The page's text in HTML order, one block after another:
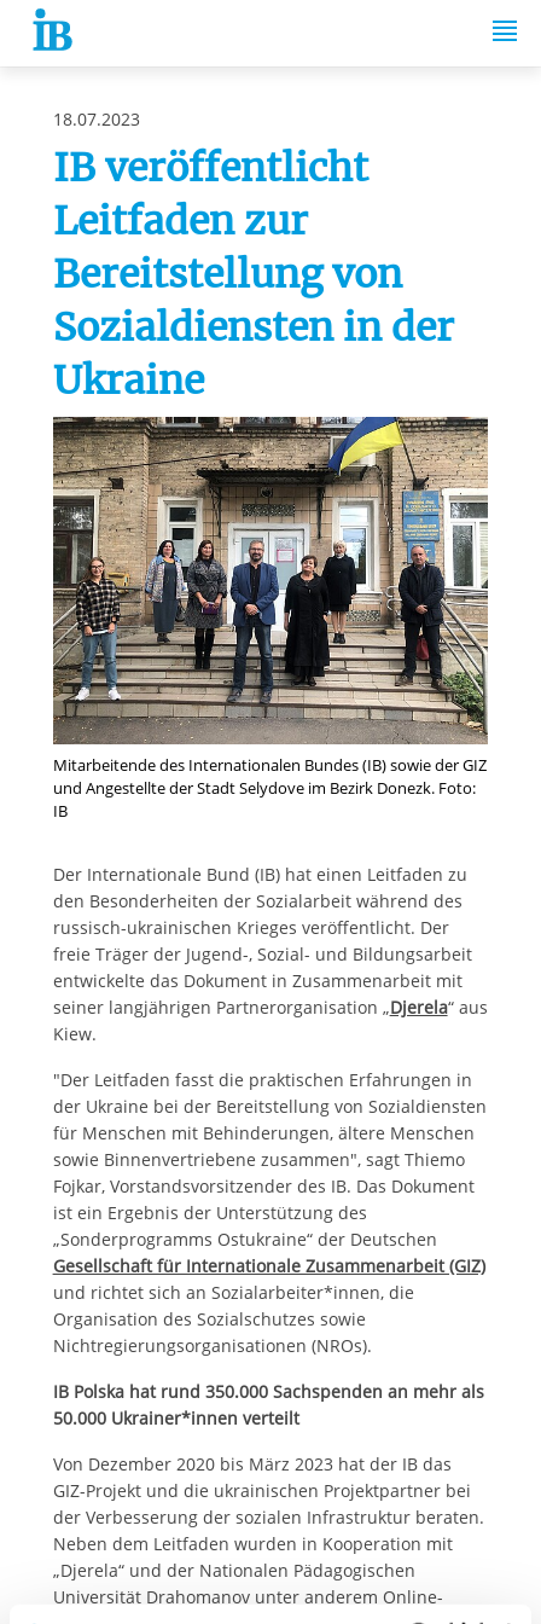
Springe zum Inhalt
18.07.2023
IB veröffentlicht
Leitfaden zur
Bereitstellung von
Sozialdiensten in der
Ukraine
Mitarbeitende des Internationalen Bundes (IB) sowie der GIZ
und Angestellte der Stadt Selydove im Bezirk Donezk. Foto:
IB
Der Internationale Bund (IB) hat einen Leitfaden zu
den Besonderheiten der Sozialarbeit während des
russisch-ukrainischen Krieges veröffentlicht. Der
freie Träger der Jugend-, Sozial- und Bildungsarbeit
entwickelte das Dokument in Zusammenarbeit mit
seiner langjährigen Partnerorganisation „Djerela“ aus
Kiew.
"Der Leitfaden fasst die praktischen Erfahrungen in
der Ukraine bei der Bereitstellung von Sozialdiensten
für Menschen mit Behinderungen, ältere Menschen
sowie Binnenvertriebene zusammen", sagt Thiemo
Fojkar, Vorstandsvorsitzender des IB. Das Dokument
ist ein Ergebnis der Unterstützung des
„Sonderprogramms Ostukraine“ der Deutschen
Gesellschaft für Internationale Zusammenarbeit (GIZ)
und richtet sich an Sozialarbeiter*innen, die
Organisation des Sozialschutzes sowie
Nichtregierungsorganisationen (NROs).
IB Polska hat rund 350.000 Sachspenden an mehr als
50.000 Ukrainer*innen verteilt
Von Dezember 2020 bis März 2023 hat der IB das
GIZ-Projekt und die ukrainischen Projektpartner bei
der Verbesserung der sozialen Infrastruktur beraten.
Neben dem Leitfaden wurden in Kooperation mit
„Djerela“ und der Nationalen Pädagogischen
Universität Drahomanov unter anderem Online-